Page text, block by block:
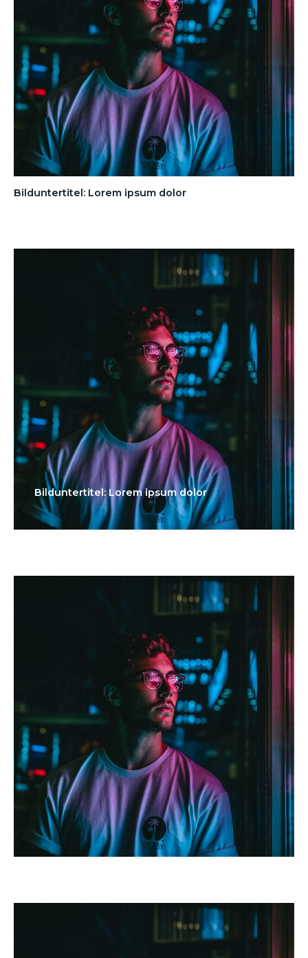
Bilduntertitel: Lorem ipsum dolor
Bilduntertitel: Lorem ipsum dolor